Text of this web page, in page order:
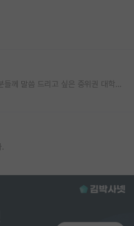
서울 중위권 교수로서 중하위권 학생분들께 말씀 드리고 싶은 중위권 대학 연구실의 강점